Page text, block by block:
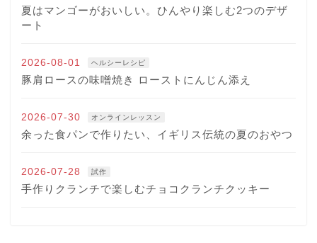
夏はマンゴーがおいしい。ひんやり楽しむ2つのデザ
ート
2026-08-01 ヘルシーレシピ
豚肩ロースの味噌焼き ローストにんじん添え
2026-07-30 オンラインレッスン
余った食パンで作りたい、イギリス伝統の夏のおやつ
2026-07-28 試作
手作りクランチで楽しむチョコクランチクッキー